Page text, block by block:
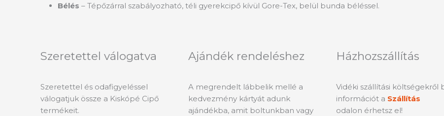
Bélés – Tépőzárral szabályozható, téli gyerekcipő kívül Gore-Tex, belül bunda béléssel.
Szeretettel válogatva
Szeretettel és odafigyeléssel
válogatjuk össze a Kiskópé Cipő
termékeit.
Ajándék rendeléshez
A megrendelt lábbelik mellé a
kedvezmény kártyát adunk
ajándékba, amit boltunkban vagy
Házhozszállítás
Vidéki szállítási költségekről
információt a Szállítás
odalon érhetsz el!